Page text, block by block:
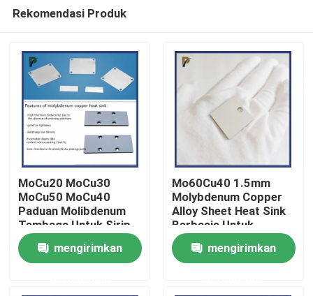
Rumah
Produk
Rekomendasi Produk
MoCu20 MoCu30
MoCu50 MoCu40
Paduan Molibdenum
Tembaga Untuk Sirip
Pendingin 160 - 180
W/MK mengirimkan
Mo60Cu40 1.5mm
Molybdenum Copper
Alloy Sheet Heat Sink
Berbasis Untuk
Kemasan
Mikroelektronika
mengirimkan